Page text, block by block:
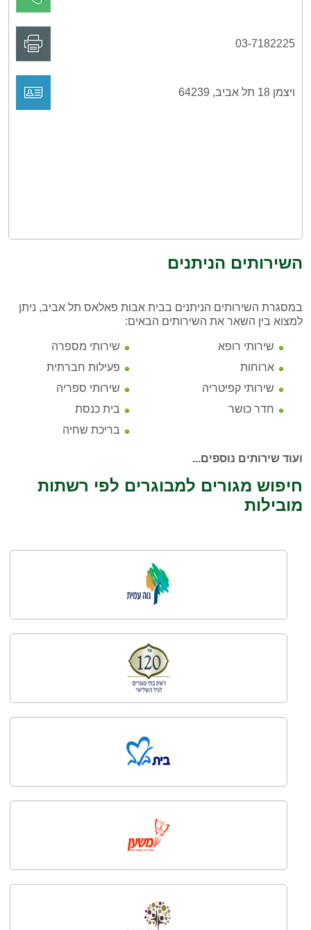
03-7182225
ויצמן 18 תל אביב, 64239
השירותים הניתנים
במסגרת השירותים הניתנים בבית אבות פאלאס תל אביב, ניתן
למצוא בין השאר את השירותים הבאים:
שירותי רופא
ארוחות
שירותי קפיטריה
חדר כושר
שירותי מספרה
פעילות חברתית
שירותי ספריה
בית כנסת
בריכת שחיה
ועוד שירותים נוספים...
חיפוש מגורים למבוגרים לפי רשתות
מובילות